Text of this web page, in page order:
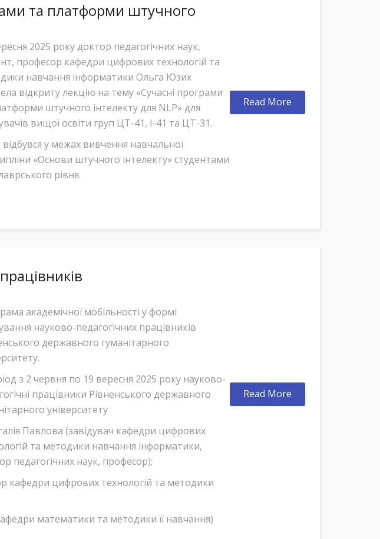
та платформи штучного
2025 року доктор педагогічних наук,
професор кафедри цифрових технологій та
навчання інформатики Ольга Юзик
відкриту лекцію на тему «Сучасні програми
штучного інтелекту для NLP» для
вищої освіти груп ЦТ-41, І-41 та ЦТ-31.
відбувся у межах вивчення навчальної
«Основи штучного інтелекту» студентами
рівня.
Read More
академічної мобільності у формі
науково-педагогічних працівників
державного гуманітарного
з 2 червня по 19 вересня 2025 року науково-
працівники Рівненського державного
університету
Павлова (завідувач кафедри цифрових
та методики навчання інформатики,
педагогічних наук, професор);
кафедри цифрових технологій та методики
математики та методики її навчання)
Read More